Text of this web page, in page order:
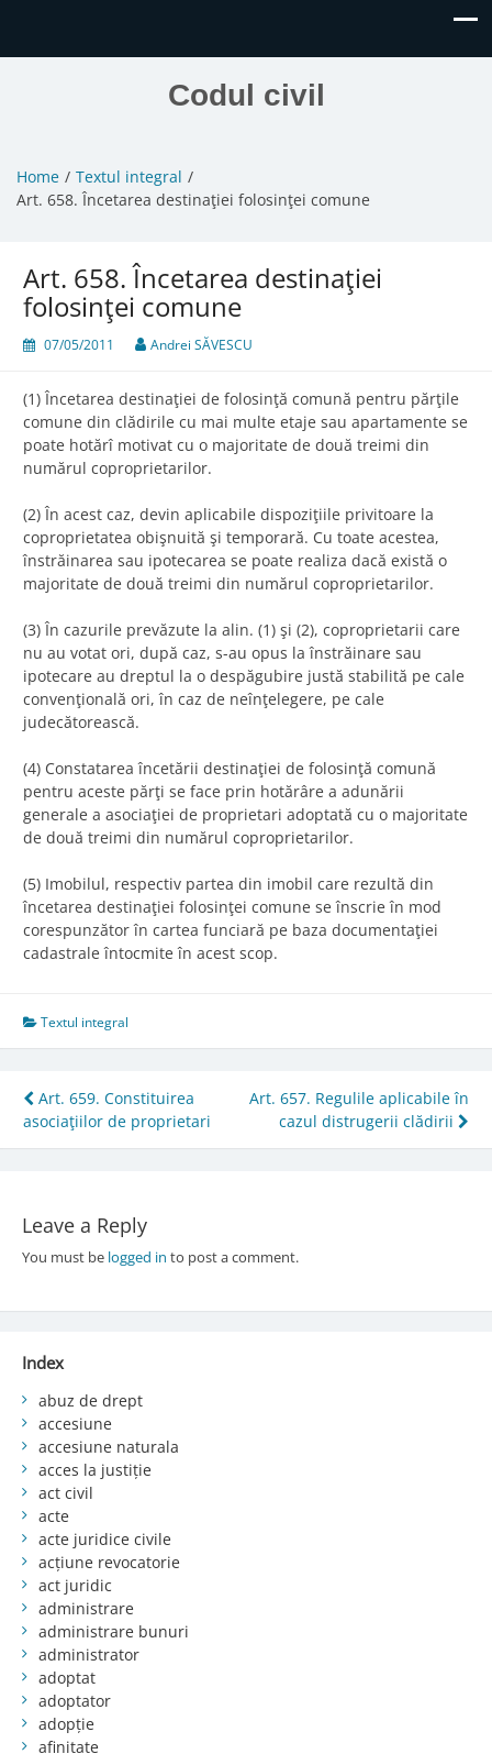
Codul civil
Home
Textul integral
Art. 658. Încetarea destinaţiei folosinţei comune
Art. 658. Încetarea destinaţiei
folosinţei comune
07/05/2011 Andrei SĂVESCU
(1) Încetarea destinaţiei de folosinţă comună pentru părţile
comune din clădirile cu mai multe etaje sau apartamente se
poate hotărî motivat cu o majoritate de două treimi din
numărul coproprietarilor.
(2) În acest caz, devin aplicabile dispoziţiile privitoare la
coproprietatea obişnuită şi temporară. Cu toate acestea,
înstrăinarea sau ipotecarea se poate realiza dacă există o
majoritate de două treimi din numărul coproprietarilor.
(3) În cazurile prevăzute la alin. (1) şi (2), coproprietarii care
nu au votat ori, după caz, s-au opus la înstrăinare sau
ipotecare au dreptul la o despăgubire justă stabilită pe cale
convenţională ori, în caz de neînţelegere, pe cale
judecătorească.
(4) Constatarea încetării destinaţiei de folosinţă comună
pentru aceste părţi se face prin hotărâre a adunării
generale a asociaţiei de proprietari adoptată cu o majoritate
de două treimi din numărul coproprietarilor.
(5) Imobilul, respectiv partea din imobil care rezultă din
încetarea destinaţiei folosinţei comune se înscrie în mod
corespunzător în cartea funciară pe baza documentaţiei
cadastrale întocmite în acest scop.
Textul integral
Post
navigation
Art. 659. Constituirea
asociaţiilor de proprietari
Art. 657. Regulile aplicabile în
cazul distrugerii clădirii
Leave a Reply
You must be logged in to post a comment.
Index
abuz de drept
accesiune
accesiune naturala
acces la justiție
act civil
acte
acte juridice civile
acțiune revocatorie
act juridic
administrare
administrare bunuri
administrator
adoptat
adoptator
adopție
afinitate